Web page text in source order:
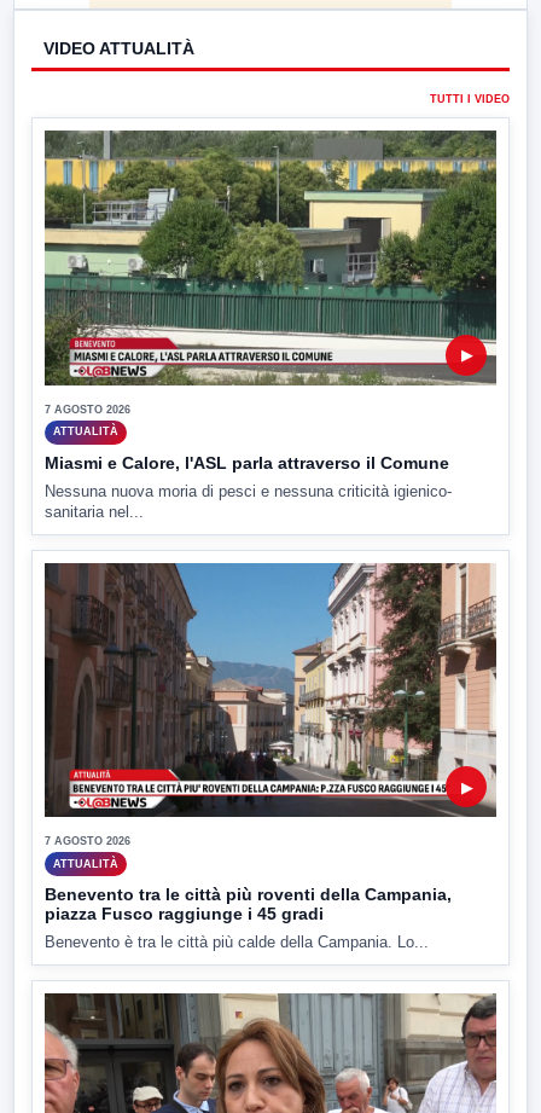
VIDEO ATTUALITÀ
TUTTI I VIDEO
▶
7 AGOSTO 2026
ATTUALITÀ
Miasmi e Calore, l'ASL parla attraverso il Comune
Nessuna nuova moria di pesci e nessuna criticità igienico-
sanitaria nel...
▶
7 AGOSTO 2026
ATTUALITÀ
Benevento tra le città più roventi della Campania,
piazza Fusco raggiunge i 45 gradi
Benevento è tra le città più calde della Campania. Lo...